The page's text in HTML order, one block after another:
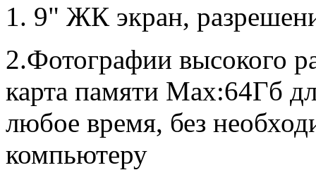
1. 9" ЖК экран,
2.Фотографии высокого
карта памяти Max:64Гб
любое время, без
компьютеру